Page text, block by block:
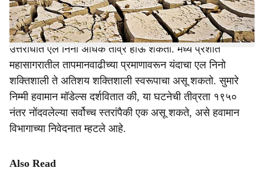
ऑस्ट्रेलियाच्या हवामान विभागाच्या अंदाजानुसार, प्रशांत
महासागरात ‘एल निनो’ स्थिती तयार झाली असून २०२६ च्या
उत्तरार्धात एल निनो अधिक तीव्र होऊ शकतो. मध्य प्रशांत
महासागरातील तापमानवाढीच्या प्रमाणावरून यंदाचा एल निनो
शक्तिशाली ते अतिशय शक्तिशाली स्वरूपाचा असू शकतो. सुमारे
निम्मी हवामान मॉडेल्स दर्शवितात की, या घटनेची तीव्रता १९५०
नंतर नोंदवलेल्या सर्वोच्च स्तरांपैकी एक असू शकते, असे हवामान
विभागाच्या निवेदनात म्हटले आहे.
Also Read